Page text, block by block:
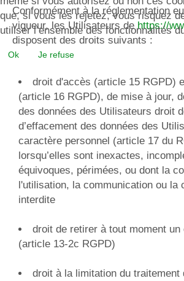
Conformément à la réglementation
vigueur, les Utilisateurs de https://
disposent des droits suivants :
droit d'accès (article 15 RGPD)
(article 16 RGPD), de mise à jour,
des données des Utilisateurs droit
d’effacement des données des
caractère personnel (article 17 du
lorsqu’elles sont inexactes,
équivoques, périmées, ou dont la
l'utilisation, la communication ou la
interdite
droit de retirer à tout moment un
(article 13-2c RGPD)
droit à la limitation du traitement
que, si vous les rejetez, vous risquez
utiliser l’ensemble des fonctionnalités
Ok Je refuse